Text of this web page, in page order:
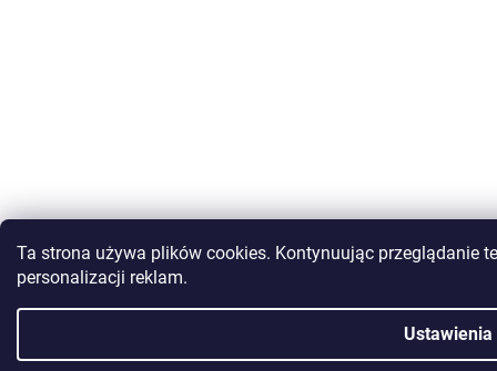
Ta strona używa plików cookies. Kontynuując przeglądanie
personalizacji reklam.
Ustawienia